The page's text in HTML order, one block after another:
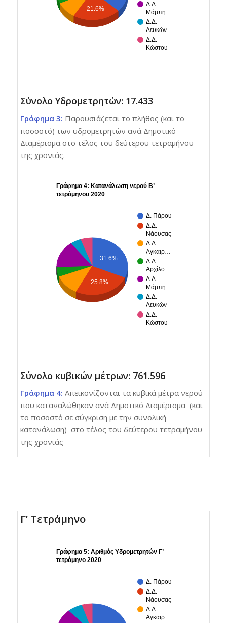
Δ.Δ.
Μάρπη…
Δ.Δ.
Λευκών
Δ.Δ.
Κώστου
21.6%
Σύνολο Υδρομετρητών: 17.433
Γράφημα 3: Παρουσιάζεται το πλήθος (και το
ποσοστό) των υδρομετρητών ανά Δημοτικό
Διαμέρισμα στο τέλος του δεύτερου τετραμήνου
της χρονιάς.
Γράφημα 4: Κατανάλωση νερού Β’
τετράμηνου 2020
Δ. Πάρου
Δ.Δ.
Νάουσας
Δ.Δ.
Αγκαιρ…
Δ.Δ.
Αρχίλο…
Δ.Δ.
Μάρπη…
Δ.Δ.
Λευκών
Δ.Δ.
Κώστου
31.6%
25.8%
Σύνολο κυβικών μέτρων: 761.596
Γράφημα 4: Απεικονίζονται τα κυβικά μέτρα νερού
που καταναλώθηκαν ανά Δημοτικό Διαμέρισμα (και
το ποσοστό σε σύγκριση με την συνολική
κατανάλωση) στο τέλος του δεύτερου τετραμήνου
της χρονιάς
Γ’ Τετράμηνο
Γράφημα 5: Αριθμός Υδρομετρητών Γ’
τετράμηνο 2020
Δ. Πάρου
Δ.Δ.
Νάουσας
Δ.Δ.
Αγκαιρ…